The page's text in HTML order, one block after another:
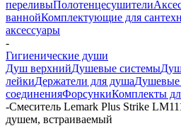
переливыПолотенцесушители
ваннойКомплектующие для
аксессуары
-
Гигиенические души
Душ верхнийДушевые системы
лейкиДержатели для душа
соединенияФорсункиКомплекты
-Смеситель Lemark Plus Strike
душем, встраиваемый